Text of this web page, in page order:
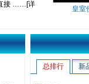
接 ……[详
皇室
门
是
总排行 新